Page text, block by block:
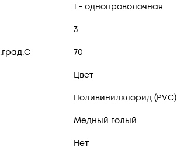
1 - однопроволочная
3
70
Цвет
Поливинилхлорид (PVC)
Медный голый
Нет